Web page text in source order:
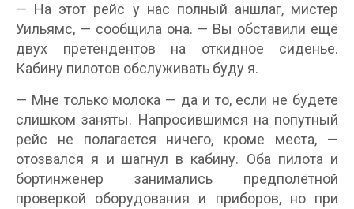
— На этот рейс у нас полный аншлаг, мистер
Уильямс, — сообщила она. — Вы обставили ещё
двух претендентов на откидное сиденье.
Кабину пилотов обслуживать буду я.
— Мне только молока — да и то, если не будете
слишком заняты. Напросившимся на попутный
рейс не полагается ничего, кроме места, —
отозвался я и шагнул в кабину. Оба пилота и
бортинженер занимались предполётной
проверкой оборудования и приборов, но при